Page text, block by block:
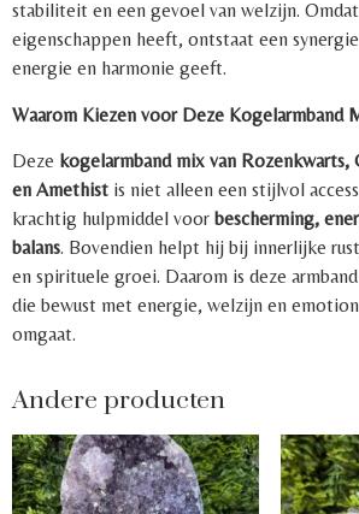
stabiliteit en een gevoel van welzijn.
eigenschappen heeft, ontstaat een
energie en harmonie geeft.
Waarom Kiezen voor Deze Kogelarmband
Deze kogelarmband mix van Rozenkwarts,
en Amethist is niet alleen een stijlvol
krachtig hulpmiddel voor bescherming,
balans. Bovendien helpt hij bij innerlijke
en spirituele groei. Daarom is deze
die bewust met energie, welzijn en
omgaat.
Andere producten